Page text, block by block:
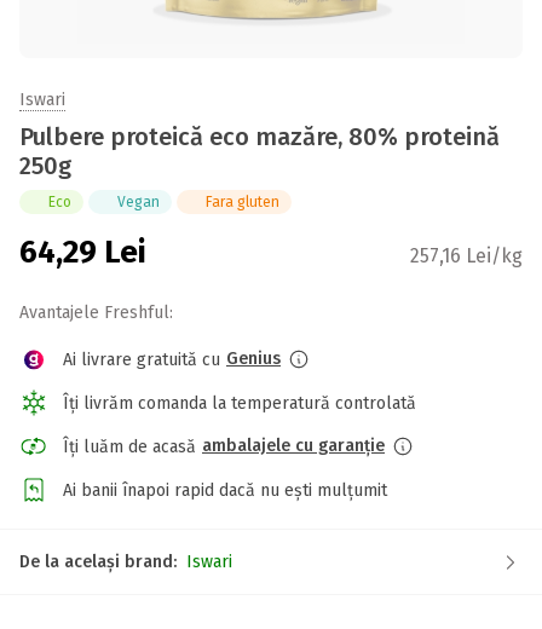
Iswari
Pulbere proteică eco mazăre, 80% proteină
250g
Eco Vegan Fara gluten
64,29 Lei 257,16 Lei/kg
Avantajele Freshful:
Ai livrare gratuită cu Genius
Îți livrăm comanda la temperatură controlată
Îți luăm de acasă ambalajele cu garanție
Ai banii înapoi rapid dacă nu ești mulțumit
De la același brand: Iswari